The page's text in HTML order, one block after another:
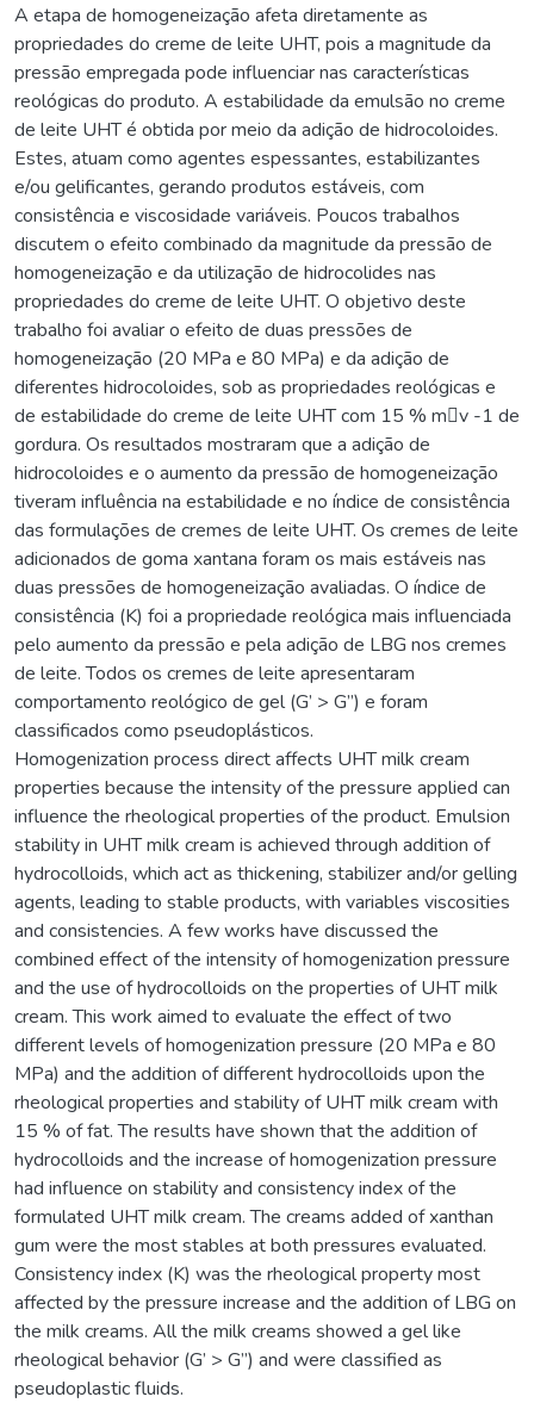
A etapa de homogeneização afeta diretamente as
propriedades do creme de leite UHT, pois a magnitude da
pressão empregada pode influenciar nas características
reológicas do produto. A estabilidade da emulsão no creme
de leite UHT é obtida por meio da adição de hidrocoloides.
Estes, atuam como agentes espessantes, estabilizantes
e/ou gelificantes, gerando produtos estáveis, com
consistência e viscosidade variáveis. Poucos trabalhos
discutem o efeito combinado da magnitude da pressão de
homogeneização e da utilização de hidrocolides nas
propriedades do creme de leite UHT. O objetivo deste
trabalho foi avaliar o efeito de duas pressões de
homogeneização (20 MPa e 80 MPa) e da adição de
diferentes hidrocoloides, sob as propriedades reológicas e
de estabilidade do creme de leite UHT com 15 % mv -1 de
gordura. Os resultados mostraram que a adição de
hidrocoloides e o aumento da pressão de homogeneização
tiveram influência na estabilidade e no índice de consistência
das formulações de cremes de leite UHT. Os cremes de leite
adicionados de goma xantana foram os mais estáveis nas
duas pressões de homogeneização avaliadas. O índice de
consistência (K) foi a propriedade reológica mais influenciada
pelo aumento da pressão e pela adição de LBG nos cremes
de leite. Todos os cremes de leite apresentaram
comportamento reológico de gel (G’ > G’’) e foram
classificados como pseudoplásticos.
Homogenization process direct affects UHT milk cream
properties because the intensity of the pressure applied can
influence the rheological properties of the product. Emulsion
stability in UHT milk cream is achieved through addition of
hydrocolloids, which act as thickening, stabilizer and/or gelling
agents, leading to stable products, with variables viscosities
and consistencies. A few works have discussed the
combined effect of the intensity of homogenization pressure
and the use of hydrocolloids on the properties of UHT milk
cream. This work aimed to evaluate the effect of two
different levels of homogenization pressure (20 MPa e 80
MPa) and the addition of different hydrocolloids upon the
rheological properties and stability of UHT milk cream with
15 % of fat. The results have shown that the addition of
hydrocolloids and the increase of homogenization pressure
had influence on stability and consistency index of the
formulated UHT milk cream. The creams added of xanthan
gum were the most stables at both pressures evaluated.
Consistency index (K) was the rheological property most
affected by the pressure increase and the addition of LBG on
the milk creams. All the milk creams showed a gel like
rheological behavior (G’ > G’’) and were classified as
pseudoplastic fluids.